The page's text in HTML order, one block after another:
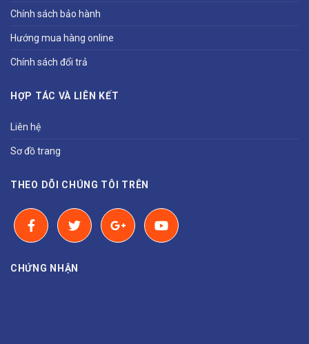
Chính sách bảo hành
Hướng mua hàng online
Chính sách đổi trả
HỢP TÁC VÀ LIÊN KẾT
Liên hệ
Sơ đồ trang
THEO DÕI CHÚNG TÔI TRÊN
CHỨNG NHẬN